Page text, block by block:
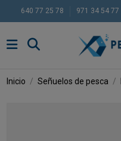
640 77 25 78 971 34 54 77
Inicio Señuelos de pesca